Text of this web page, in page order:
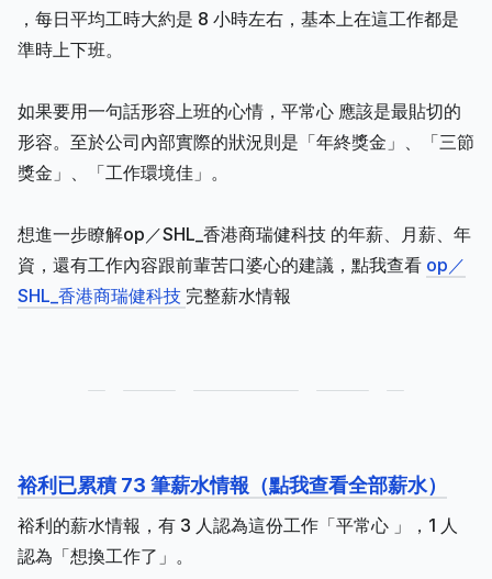
，每日平均工時大約是 8 小時左右，基本上在這工作都是
準時上下班。
如果要用一句話形容上班的心情，平常心 應該是最貼切的
形容。至於公司內部實際的狀況則是「年終獎金」、「三節
獎金」、「工作環境佳」。
想進一步瞭解op／SHL_香港商瑞健科技 的年薪、月薪、年
資，還有工作內容跟前輩苦口婆心的建議，點我查看 op／
SHL_香港商瑞健科技 完整薪水情報
裕利已累積 73 筆薪水情報（點我查看全部薪水）
裕利的薪水情報，有 3 人認為這份工作「平常心 」，1 人
認為「想換工作了」。